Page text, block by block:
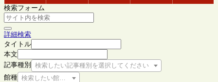
検索フォーム
詳細検索
タイトル
本文
記事種別
検索したい記事種別を選択してください
館種 検索したい館種を選択してください